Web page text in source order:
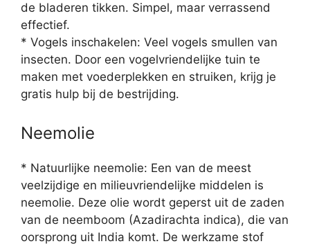
de bladeren tikken. Simpel, maar verrassend
effectief.
* Vogels inschakelen: Veel vogels smullen van
insecten. Door een vogelvriendelijke tuin te
maken met voederplekken en struiken, krijg je
gratis hulp bij de bestrijding.
Neemolie
* Natuurlijke neemolie: Een van de meest
veelzijdige en milieuvriendelijke middelen is
neemolie. Deze olie wordt geperst uit de zaden
van de neemboom (Azadirachta indica), die van
oorsprong uit India komt. De werkzame stof